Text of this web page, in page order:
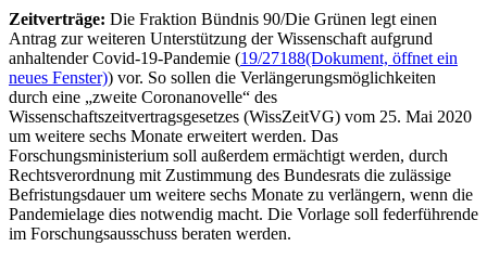
Zeitverträge: Die Fraktion Bündnis 90/Die Grünen legt einen
Antrag zur weiteren Unterstützung der Wissenschaft aufgrund
anhaltender Covid-19-Pandemie (19/27188(Dokument, öffnet ein
neues Fenster)) vor. So sollen die Verlängerungsmöglichkeiten
durch eine „zweite Coronanovelle“ des
Wissenschaftszeitvertragsgesetzes (WissZeitVG) vom 25. Mai 2020
um weitere sechs Monate erweitert werden. Das
Forschungsministerium soll außerdem ermächtigt werden, durch
Rechtsverordnung mit Zustimmung des Bundesrats die zulässige
Befristungsdauer um weitere sechs Monate zu verlängern, wenn die
Pandemielage dies notwendig macht. Die Vorlage soll federführende
im Forschungsausschuss beraten werden.